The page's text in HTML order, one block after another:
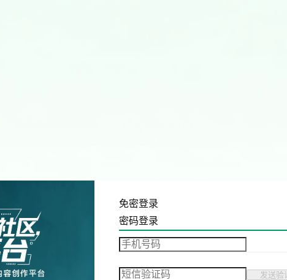
免密登录
密码登录
发送验